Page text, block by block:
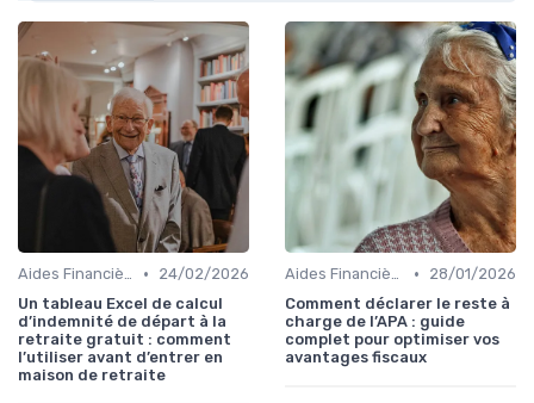
Aides Financières et Subventions •
24/02/2026
Un tableau Excel de calcul
d’indemnité de départ à la
retraite gratuit : comment
l’utiliser avant d’entrer en
maison de retraite
Aides Financières et Subventions •
28/01/2026
Comment déclarer le reste à
charge de l’APA : guide
complet pour optimiser vos
avantages fiscaux